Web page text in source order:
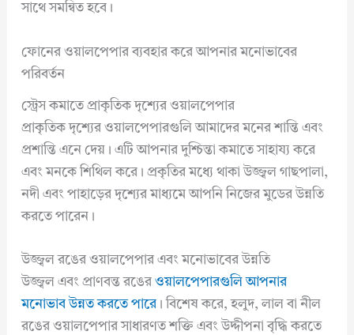
সাথে সমন্বিত হবে।
ফোনের ওয়ালপেপার ব্যবহার করে আপনার মনোভাবের
পরিবর্তন
স্ট্রেস কমাতে প্রাকৃতিক দৃশ্যের ওয়ালপেপার
প্রাকৃতিক দৃশ্যের ওয়ালপেপারগুলি আমাদের মনের শান্তি এবং
প্রশান্তি এনে দেয়। এটি আপনার দুশ্চিন্তা কমাতে সাহায্য করে
এবং মনকে শিথিল করে। প্রকৃতির মধ্যে থাকা উজ্জ্বল গাছপালা,
নদী এবং পাহাড়ের দৃশ্যের মাধ্যমে আপনি নিজের মুডের উন্নতি
করতে পারেন।
উজ্জ্বল রঙের ওয়ালপেপার এবং মনোভাবের উন্নতি
উজ্জ্বল এবং প্রাণবন্ত রঙের ওয়ালপেপারগুলি আপনার
মনোভাব উন্নত করতে পারে। বিশেষ করে, হলুদ, লাল বা নীল
রঙের ওয়ালপেপার সাধারণত শক্তি এবং উদ্দীপনা বৃদ্ধি করতে